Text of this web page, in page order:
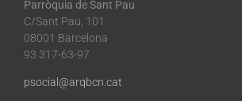
Parròquia de Sant Pau
C/Sant Pau, 101
08001 Barcelona
93 317-63-97
psocial@arqbcn.cat